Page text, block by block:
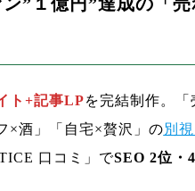
ト+記事LPを完結制作。「
×酒」「自宅×贅沢」の別
口コミ」でSEO 2位・